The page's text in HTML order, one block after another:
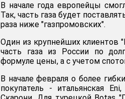
В начале года европейцы
Так, часть газа будет
раза ниже "газпромовских".
Один из крупнейших клиентов
часть газа из России по
формуле цены, а с учетом
В начале февраля о более
покупатель - итальянская